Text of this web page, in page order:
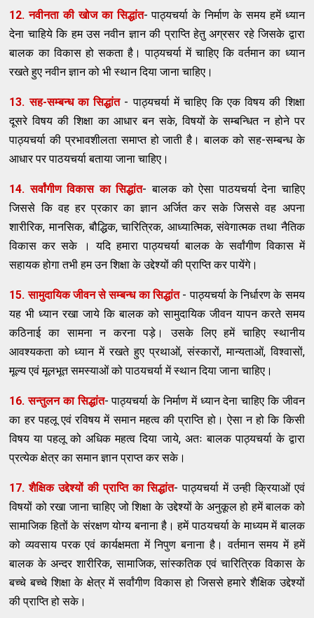
12. नवीनता की खोज का सिद्धांत- पाठ्यचर्या के निर्माण के समय हमें ध्यान
देना चाहिये कि हम उस नवीन ज्ञान की प्राप्ति हेतु अग्रसर रहे जिसके द्वारा
बालक का विकास हो सकता है। पाठ्यचर्या में चाहिए कि वर्तमान का ध्यान
रखते हुए नवीन ज्ञान को भी स्थान दिया जाना चाहिए।
13. सह-सम्बन्ध का सिद्धांत- पाठ्यचर्या में चाहिए कि एक विषय की शिक्षा
दूसरे विषय की शिक्षा का आधार बन सके, विषयों के सम्बन्धित न होने पर
पाठ्यचर्या की प्रभावशीलता समाप्त हो जाती है। बालक को सह-सम्बन्ध के
आधार पर पाठयचर्या बताया जाना चाहिए।
14. सर्वांगीण विकास का सिद्धांत- बालक को ऐसा पाठयचर्या देना चाहिए
जिससे कि वह हर प्रकार का ज्ञान अर्जित कर सके जिससे वह अपना
शारीरिक, मानसिक, बौद्धिक, चारित्रिक, आध्यात्मिक, संवेगात्मक तथा नैतिक
विकास कर सके । यदि हमारा पाठ्यचर्या बालक के सर्वांगीण विकास में
सहायक होगा तभी हम उन शिक्षा के उद्देश्यों की प्राप्ति कर पायेंगे।
15. सामुदायिक जीवन से सम्बन्ध का सिद्धांत- पाठ्यचर्या के निर्धारण के समय
यह भी ध्यान रखा जाये कि बालक को सामुदायिक जीवन यापन करते समय
कठिनाई का सामना न करना पड़े। उसके लिए हमें चाहिए स्थानीय
आवश्यकता को ध्यान में रखते हुए प्रथाओं, संस्कारों, मान्यताओं, विश्वासों,
मूल्य एवं मूलभूत समस्याओं को पाठयचर्या में स्थान दिया जाना चाहिए।
16. सन्तुलन का सिद्धांत- पाठ्यचर्या के निर्माण में ध्यान देना चाहिए कि जीवन
का हर पहलू एवं रविषय में समान महत्व की प्राप्ति हो। ऐसा न हो कि किसी
विषय या पहलू को अधिक महत्व दिया जाये, अतः बालक पाठ्यचर्या के द्वारा
प्रत्येक क्षेत्र का समान ज्ञान प्राप्त कर सके।
17. शैक्षिक उद्देश्यों की प्राप्ति का सिद्धांत- पाठ्यचर्या में उन्ही क्रियाओं एवं
विषयों को रखा जाना चाहिए जो शिक्षा के उद्देश्यों के अनुकूल हो हमें बालक को
सामाजिक हितों के संरक्षण योग्य बनाना है। हमें पाठयचर्या के माध्यम में बालक
को व्यवसाय परक एवं कार्यक्षमता में निपुण बनाना है। वर्तमान समय में हमें
बालक के अन्दर शारीरिक, सामाजिक, सांस्कतिक एवं चारित्रिक विकास के
बच्चे बच्चे शिक्षा के क्षेत्र में सर्वांगीण विकास हो जिससे हमारे शैक्षिक उद्देश्यों
की प्राप्ति हो सके।